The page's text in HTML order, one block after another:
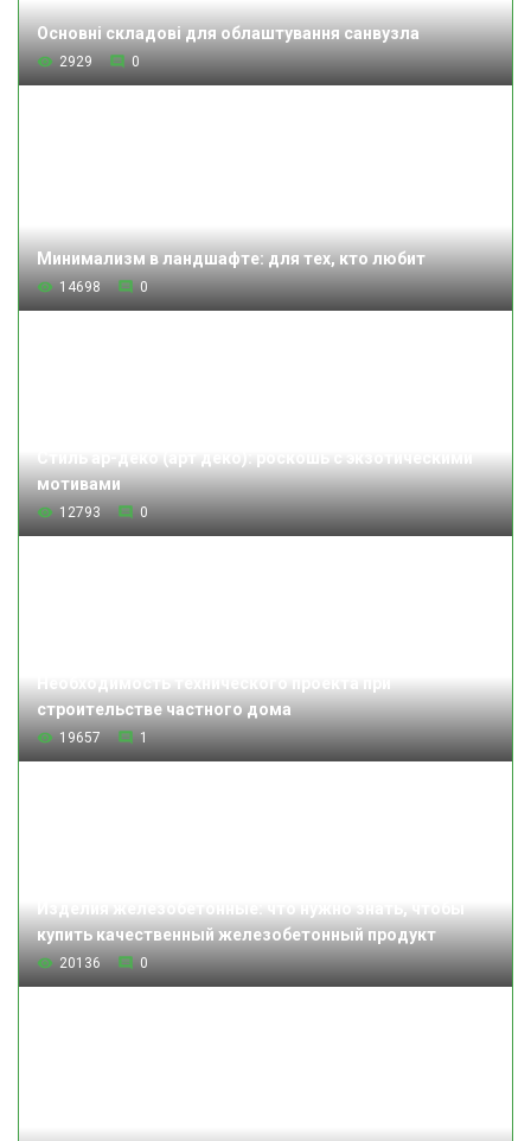
Основні складові для облаштування санвузла
2929 0
Минимализм в ландшафте: для тех, кто любит
14698 0
Стиль ар-деко (арт деко): роскошь с экзотическими
мотивами
12793 0
Необходимость технического проекта при
строительстве частного дома
19657 1
Изделия железобетонные: что нужно знать, чтобы
купить качественный железобетонный продукт
20136 0